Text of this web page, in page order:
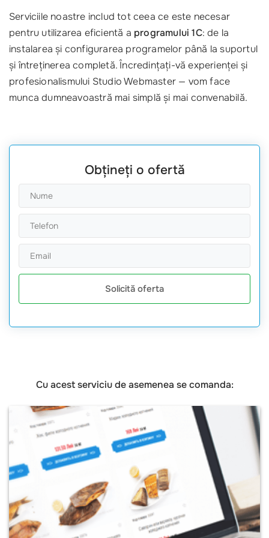
Serviciile noastre includ tot ceea ce este necesar
pentru utilizarea eficientă a programului 1C: de la
instalarea și configurarea programelor până la suportul
și întreținerea completă. Încredințați-vă experienței și
profesionalismului Studio Webmaster — vom face
munca dumneavoastră mai simplă și mai convenabilă.
Obțineți o ofertă
Solicită oferta
Cu acest serviciu de asemenea se comanda: